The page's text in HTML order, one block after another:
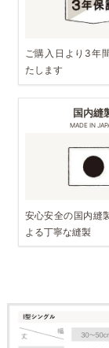
ご購入日より3年
たします
国内縫
MADE IN
安心安全の国内縫
よる丁寧な縫製